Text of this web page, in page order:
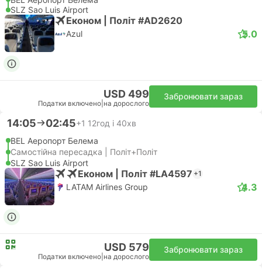
SLZ Sao Luis Airport
Економ | Політ #AD2620
Azul 5.0
USD 499
Податки включено на дорослого
Забронювати зараз
14:05 02:45+1 12год і 40хв
BEL Аеропорт Белема
Самостійна пересадка | Політ+Політ
SLZ Sao Luis Airport
Економ | Політ #LA4597 +1
LATAM Airlines Group 4.3
USD 579
Податки включено на дорослого
Забронювати зараз